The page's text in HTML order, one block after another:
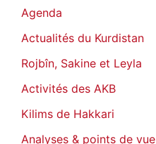
Agenda
Actualités du Kurdistan
Rojbîn, Sakine et Leyla
Activités des AKB
Kilims de Hakkari
Analyses & points de vue